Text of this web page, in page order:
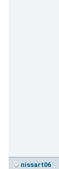
nissart06